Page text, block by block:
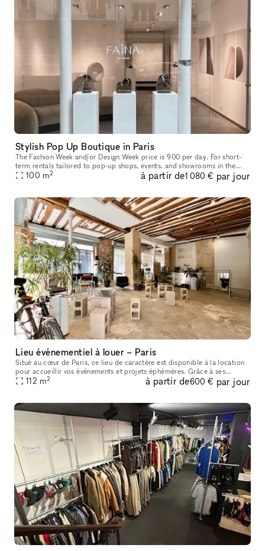
Stylish Pop Up Boutique in Paris
The Fashion Week and/or Design Week price is 900 per day. For short-
term rentals tailored to pop-up shops, events, and showrooms in the
vibrant city of Paris, look no further. Nestled in the heart of
100 m2 à partir de1 080 € par jour
Lieu événementiel à louer – Paris
Situé au cœur de Paris, ce lieu de caractère est disponible à la location
pour accueillir vos événements et projets éphémères. Grâce à ses
grandes vitrines d’angle, sa belle luminosité, ses poutres
112 m2 à partir de600 € par jour